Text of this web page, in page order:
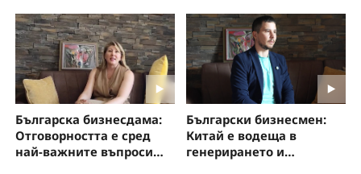
Българска бизнесдама:
Отговорността е сред
най-важните въпроси
Български бизнесмен:
Китай е водеща в
генерирането и